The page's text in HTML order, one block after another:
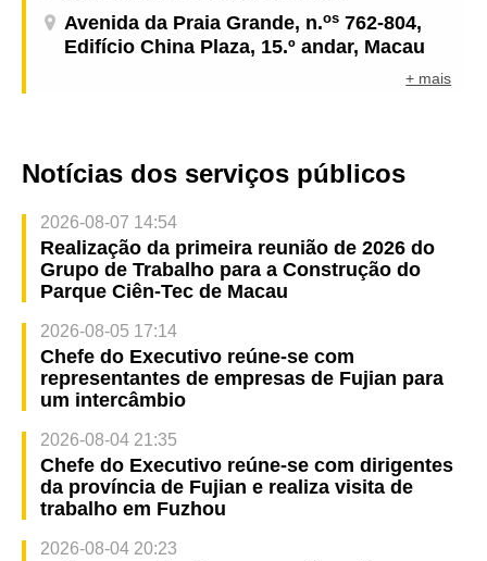
Avenida da Praia Grande, n.os 762-804,
Edifício China Plaza, 15.º andar, Macau
+ mais
Notícias dos serviços públicos
2026-08-07 14:54
Realização da primeira reunião de 2026 do
Grupo de Trabalho para a Construção do
Parque Ciên-Tec de Macau
2026-08-05 17:14
Chefe do Executivo reúne-se com
representantes de empresas de Fujian para
um intercâmbio
2026-08-04 21:35
Chefe do Executivo reúne-se com dirigentes
da província de Fujian e realiza visita de
trabalho em Fuzhou
2026-08-04 20:23